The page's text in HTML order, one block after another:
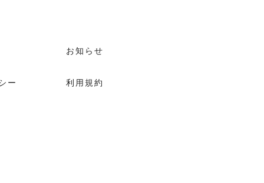
お知らせ
ー 利用規約